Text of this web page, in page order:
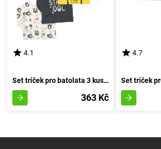
4.1
Set triček pro batolata 3 kusy, Minoti, Objetí 8, chlapec - 74/80 | 9-12 měsíců
363 Kč
4.7